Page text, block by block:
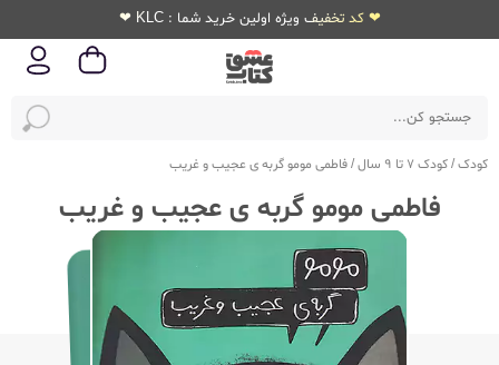
❤ کد تخفیف ویژه اولین خرید شما : KLC ❤
کودک/کودک 7 تا 9 سال /فاطمی مومو گربه ی عجیب و غریب
فاطمی مومو گربه ی عجیب و غریب